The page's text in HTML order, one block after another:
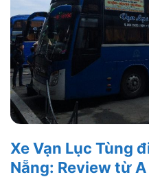
Xe Vạn Lục Tùng
Nẵng: Review từ